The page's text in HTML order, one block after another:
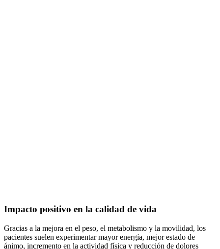
Impacto positivo en la calidad de vida
Gracias a la mejora en el peso, el metabolismo y la movilidad, los
pacientes suelen experimentar mayor energía, mejor estado de
ánimo, incremento en la actividad física y reducción de dolores